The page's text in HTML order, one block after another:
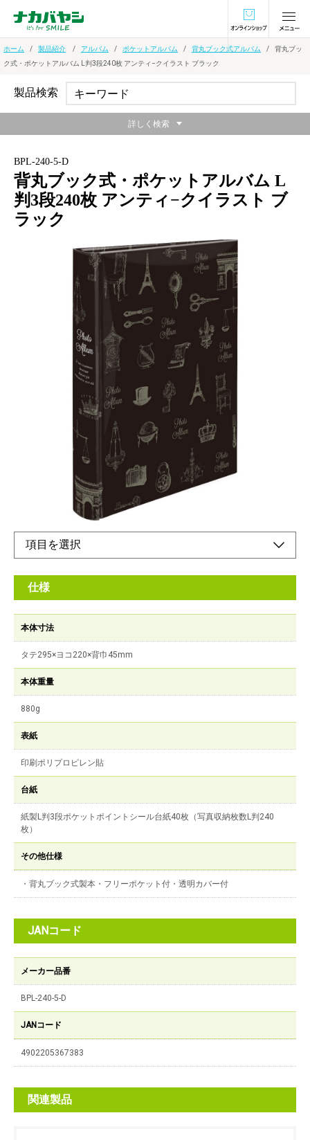
オンラインショ
ホーム 製品紹介 アルバム ポケットアルバム 背丸ブック式アルバム
背丸ブッ
ク式・ポケットアルバム L判3段240枚 アンティ−クイラスト ブラック
BPL-240-5-D
背丸ブック式・ポケットアルバム L
判3段240枚 アンティ−クイラスト ブ
ラック
本棚に並べた時の高級感は背丸製本タイプならで
+ 税
台紙の見開きが良いので写真を入れやすく、見やすい背丸製本を
オンラインショップ
仕様
本体寸法
タテ295×ヨコ220×背巾45mm
本体重量
880g
表紙
印刷ポリプロピレン貼
台紙
紙製L判3段ポケットポイントシール台紙40枚（写真収納枚数L判240
枚）
その他仕様
・背丸ブック式製本・フリーポケット付・透明カバー付
JANコード
メーカー品番
BPL-240-5-D
JANコード
4902205367383
関連製品
製品検索
詳しく検索